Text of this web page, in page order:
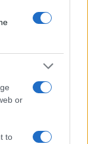
or
to